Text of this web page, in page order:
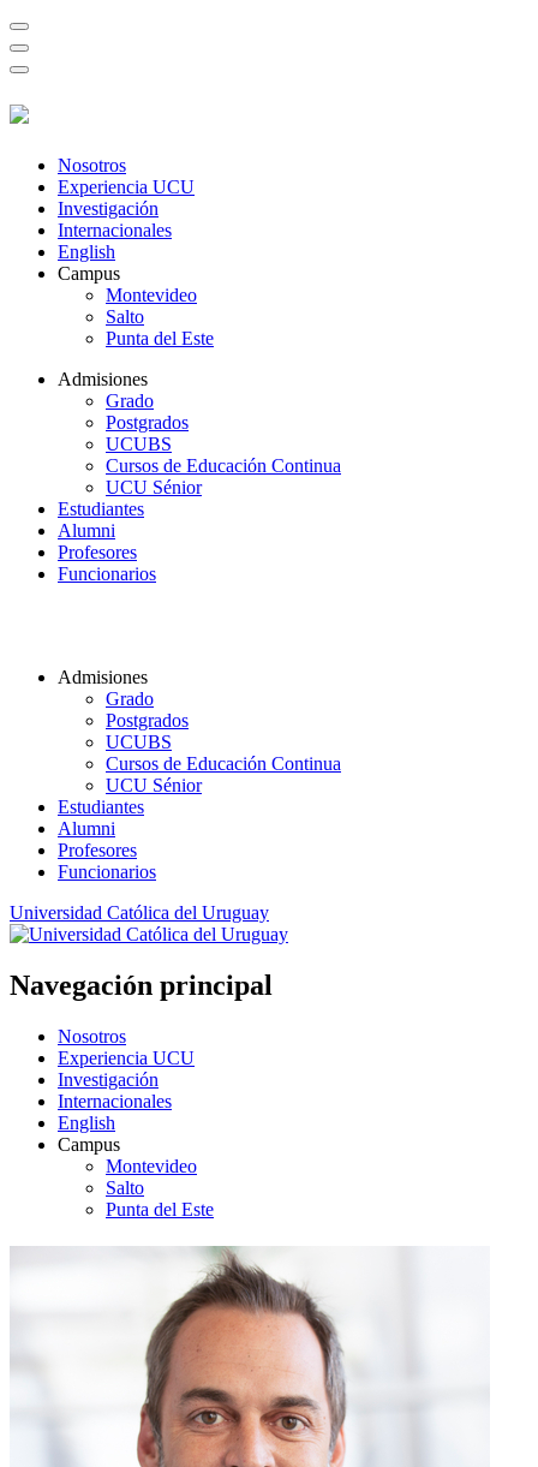
Nosotros
Experiencia UCU
Investigación
Internacionales
English
Campus
Montevideo
Salto
Punta del Este
Admisiones
Grado
Postgrados
UCUBS
Cursos de Educación Continua
UCU Sénior
Estudiantes
Alumni
Profesores
Funcionarios
Admisiones
Grado
Postgrados
UCUBS
Cursos de Educación Continua
UCU Sénior
Estudiantes
Alumni
Profesores
Funcionarios
Universidad Católica del Uruguay
Navegación principal
Nosotros
Experiencia UCU
Investigación
Internacionales
English
Campus
Montevideo
Salto
Punta del Este